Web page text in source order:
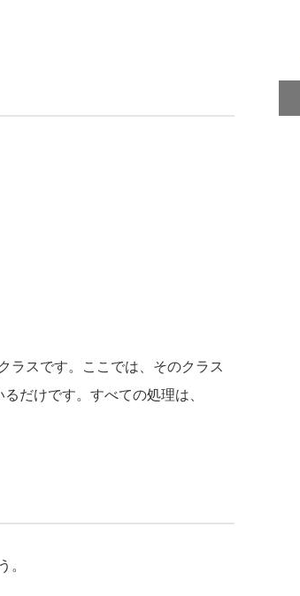
ラスです。ここでは、そのクラス
だけです。すべての処理は、